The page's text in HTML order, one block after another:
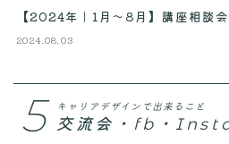
【2024年｜1月〜8月】講座相談会
2024.08.03
5 キャリアデザインで出来ること
交流会・fb・